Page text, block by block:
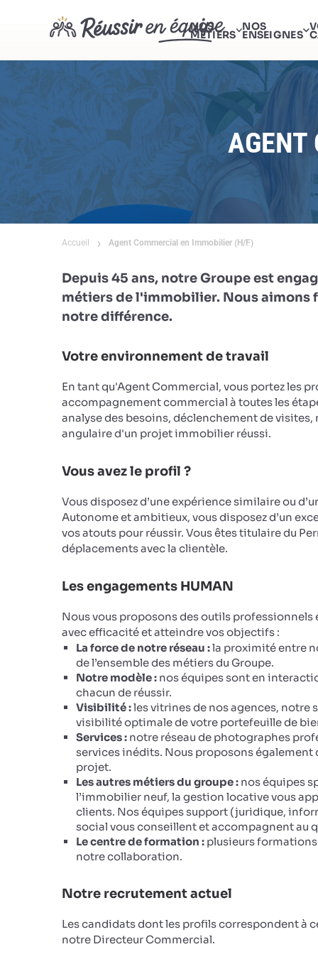
NOS
MÉTIERS
NOS
ENSEIGNES
Accueil Agent Commercial en Immobilier (H/F)
Depuis 45 ans, notre Groupe est
métiers de l'immobilier. Nous aimons
notre différence.
Votre environnement de travail
En tant qu'Agent Commercial, vous portez les
accompagnement commercial à toutes les
analyse des besoins, déclenchement de
angulaire d'un projet immobilier réussi.
Vous avez le profil ?
Vous disposez d’une expérience similaire ou
Autonome et ambitieux, vous disposez d’un
vos atouts pour réussir. Vous êtes titulaire du
déplacements avec la clientèle.
Les engagements HUMAN
Nous vous proposons des outils
avec efficacité et atteindre vos objectifs :
La force de notre réseau :la proximité entre
de l’ensemble des métiers du Groupe.
Notre modèle : nos équipes sont en
chacun de réussir.
Visibilité :les vitrines de nos agences,
visibilité optimale de votre portefeuille de
Services : notre réseau de photographes
services inédits. Nous proposons également
projet.
Les autres métiers du groupe : nos équipes
l’immobilier neuf, la gestion locative vous
clients. Nos équipes support (juridique,
social vous conseillent et accompagnent au
Le centre de formation : plusieurs
notre collaboration.
Notre recrutement actuel
Les candidats dont les profils correspondent à
notre Directeur Commercial.